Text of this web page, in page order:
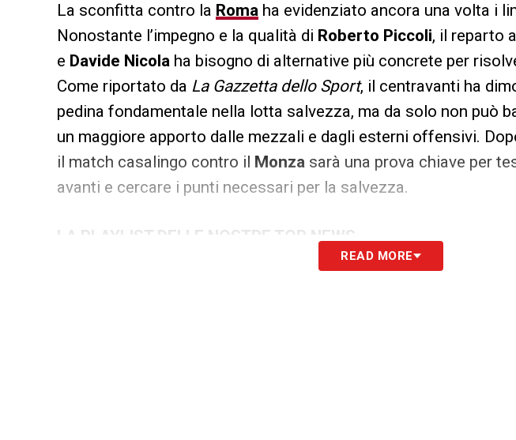
La sconfitta contro la Roma ha evidenziato ancora una volta i
Nonostante l’impegno e la qualità di Roberto Piccoli, il reparto
e Davide Nicola ha bisogno di alternative più concrete per
Come riportato da La Gazzetta dello Sport, il centravanti ha
pedina fondamentale nella lotta salvezza, ma da solo non può
un maggiore apporto dalle mezzali e dagli esterni offensivi.
il match casalingo contro il Monza sarà una prova chiave per
avanti e cercare i punti necessari per la salvezza.
LA PLAYLIST DELLE NOSTRE TOP NEWS
READ MORE